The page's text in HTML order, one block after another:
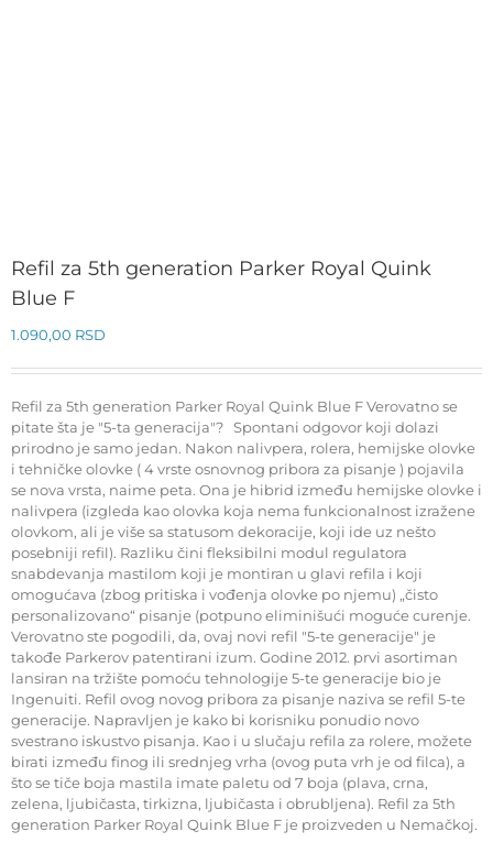
Refil za 5th generation Parker Royal Quink
Blue F
1.090,00 RSD
Refil za 5th generation Parker Royal Quink Blue F Verovatno se
pitate šta je "5-ta generacija"? Spontani odgovor koji dolazi
prirodno je samo jedan. Nakon nalivpera, rolera, hemijske olovke
i tehničke olovke ( 4 vrste osnovnog pribora za pisanje ) pojavila
se nova vrsta, naime peta. Ona je hibrid između hemijske olovke i
nalivpera (izgleda kao olovka koja nema funkcionalnost izražene
olovkom, ali je više sa statusom dekoracije, koji ide uz nešto
posebniji refil). Razliku čini fleksibilni modul regulatora
snabdevanja mastilom koji je montiran u glavi refila i koji
omogućava (zbog pritiska i vođenja olovke po njemu) „čisto
personalizovano“ pisanje (potpuno eliminišući moguće curenje.
Verovatno ste pogodili, da, ovaj novi refil "5-te generacije" je
takođe Parkerov patentirani izum. Godine 2012. prvi asortiman
lansiran na tržište pomoću tehnologije 5-te generacije bio je
Ingenuiti. Refil ovog novog pribora za pisanje naziva se refil 5-te
generacije. Napravljen je kako bi korisniku ponudio novo
svestrano iskustvo pisanja. Kao i u slučaju refila za rolere, možete
birati između finog ili srednjeg vrha (ovog puta vrh je od filca), a
što se tiče boja mastila imate paletu od 7 boja (plava, crna,
zelena, ljubičasta, tirkizna, ljubičasta i obrubljena). Refil za 5th
generation Parker Royal Quink Blue F je proizveden u Nemačkoj.